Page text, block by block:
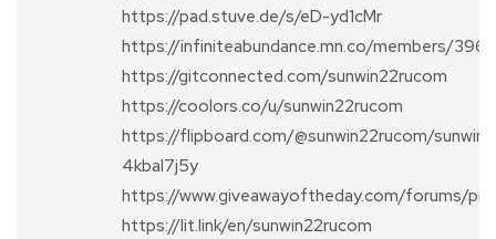
https://pad.stuve.de/s/eD-yd1cMr
https://infiniteabundance.mn.co/members/
https://gitconnected.com/sunwin22rucom
https://coolors.co/u/sunwin22rucom
https://flipboard.com/@sunwin22rucom/sunwin-
4kbal7j5y
https://www.giveawayoftheday.com/forums/
https://lit.link/en/sunwin22rucom